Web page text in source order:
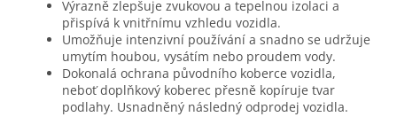
Výrazně zlepšuje zvukovou a tepelnou izolaci a
přispívá k vnitřnímu vzhledu vozidla.
Umožňuje intenzivní používání a snadno se udržuje
umytím houbou, vysátím nebo proudem vody.
Dokonalá ochrana původního koberce vozidla,
neboť doplňkový koberec přesně kopíruje tvar
podlahy. Usnadněný následný odprodej vozidla.